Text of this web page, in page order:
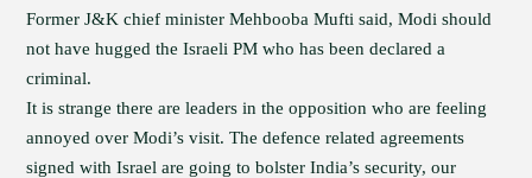
Former J&K chief minister Mehbooba Mufti said, Modi should
not have hugged the Israeli PM who has been declared a
criminal.
It is strange there are leaders in the opposition who are feeling
annoyed over Modi’s visit. The defence related agreements
signed with Israel are going to bolster India’s security, our